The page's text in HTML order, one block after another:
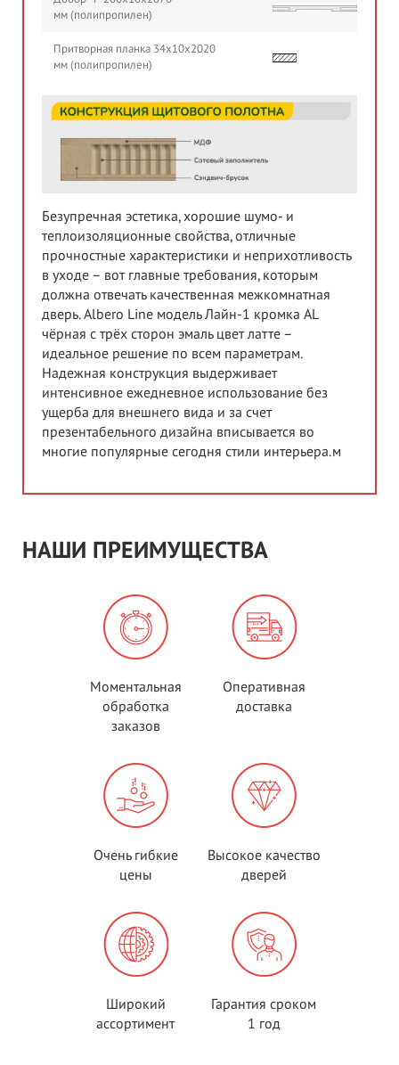
мм (полипропилен)
Притворная планка 34х10х2020
мм (полипропилен)
Безупречная эстетика, хорошие шумо- и
теплоизоляционные свойства, отличные
прочностные характеристики и неприхотливость
в уходе – вот главные требования, которым
должна отвечать качественная межкомнатная
дверь. Albero Line модель Лайн-1 кромка AL
чёрная с трёх сторон эмаль цвет латте –
идеальное решение по всем параметрам.
Надежная конструкция выдерживает
интенсивное ежедневное использование без
ущерба для внешнего вида и за счет
презентабельного дизайна вписывается во
многие популярные сегодня стили интерьера.м
НАШИ ПРЕИМУЩЕСТВА
Моментальная
обработка
заказов
Оперативная
доставка
Очень гибкие
цены
Высокое качество
дверей
Широкий
ассортимент
Гарантия сроком
1 год